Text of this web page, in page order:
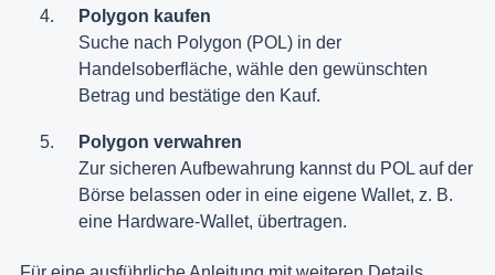
Polygon kaufen
Suche nach Polygon (POL) in der
Handelsoberfläche, wähle den gewünschten
Betrag und bestätige den Kauf.
Polygon verwahren
Zur sicheren Aufbewahrung kannst du POL auf der
Börse belassen oder in eine eigene Wallet, z. B.
eine Hardware-Wallet, übertragen.